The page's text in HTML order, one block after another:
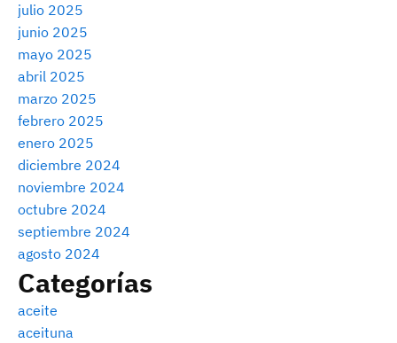
julio 2025
junio 2025
mayo 2025
abril 2025
marzo 2025
febrero 2025
enero 2025
diciembre 2024
noviembre 2024
octubre 2024
septiembre 2024
agosto 2024
Categorías
aceite
aceituna